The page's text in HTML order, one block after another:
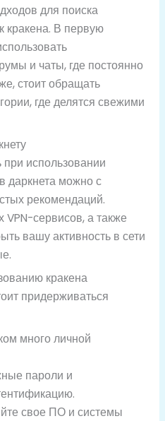
для поиска
кракена. В первую
и чаты, где постоянно
стоит обращать
где делятся свежими
при использовании
даркнета можно с
рекомендаций.
сервисов, а также
вашу активность в сети
кракена
придерживаться
много личной
пароли и
свое ПО и системы